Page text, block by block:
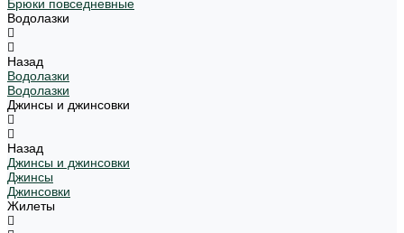
Брюки повседневные
Водолазки
Назад
Водолазки
Водолазки
Джинсы и джинсовки
Назад
Джинсы и джинсовки
Джинсы
Джинсовки
Жилеты